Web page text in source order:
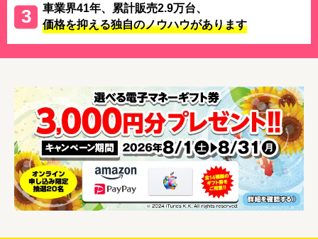
車業界41年、累計販売2.9万台、
価格を抑える独自のノウハウがあります